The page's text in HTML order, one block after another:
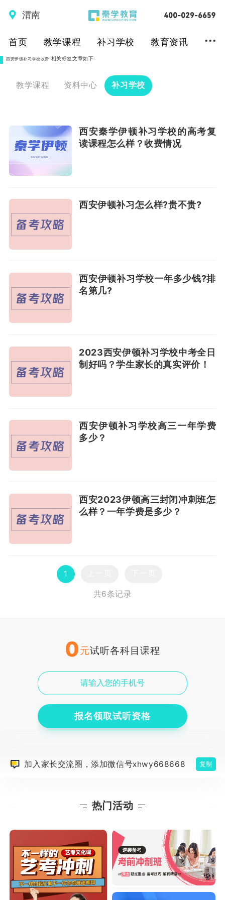
渭南
首页 教学课程 补习学校 教育资讯 ...
西安伊顿补习学校收费 相关标签文章如下:
教学课程 资料中心 补习学校
西安秦学伊顿补习学校的高考复
读课程怎么样？收费情况
西安伊顿补习怎么样?贵不贵?
西安伊顿补习学校一年多少钱?排
名第几?
2023西安伊顿补习学校中考全日
制好吗？学生家长的真实评价！
西安伊顿补习学校高三一年学费
多少？
西安2023伊顿高三封闭冲刺班怎
么样？一年学费是多少？
1
共6条记录
0元试听各科目课程
报名领取试听资格
加入家长交流圈，添加微信号xhwy668668 复制
热门活动